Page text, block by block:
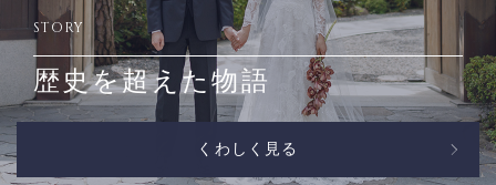
STORY
歴史を超えた物語
くわしく見る